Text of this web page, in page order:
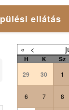
ellátás
« <
H K Sz
29
30 1
6 7 8